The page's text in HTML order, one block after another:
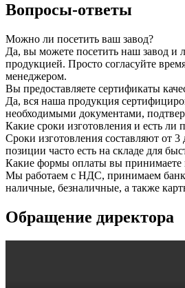
Вопросы-ответы
Можно ли посетить ваш завод?
Да, вы можете посетить наш завод и
продукцией. Просто согласуйте
менеджером.
Вы предоставляете сертификаты
Да, вся наша продукция
необходимыми документами,
Какие сроки изготовления и есть ли
Сроки изготовления составляют от
позиции часто есть на складе для
Какие формы оплаты вы принимаете
Мы работаем с НДС, принимаем
наличные, безналичные, а также
Обращение директора